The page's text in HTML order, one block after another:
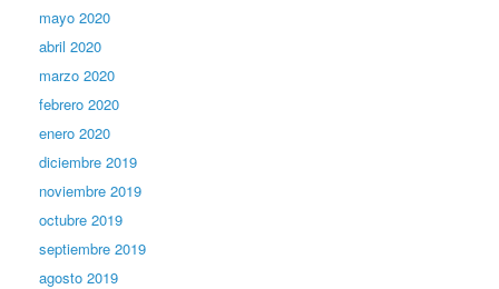
mayo 2020
abril 2020
marzo 2020
febrero 2020
enero 2020
diciembre 2019
noviembre 2019
octubre 2019
septiembre 2019
agosto 2019